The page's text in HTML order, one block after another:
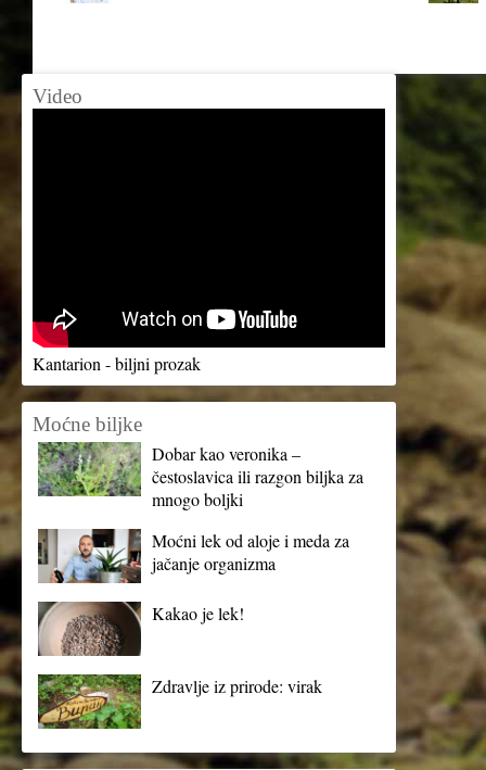
Video
Kantarion - biljni prozak
Moćne biljke
Dobar kao veronika –
čestoslavica ili razgon biljka za
mnogo boljki
Moćni lek od aloje i meda za
jačanje organizma
Kakao je lek!
Zdravlje iz prirode: virak